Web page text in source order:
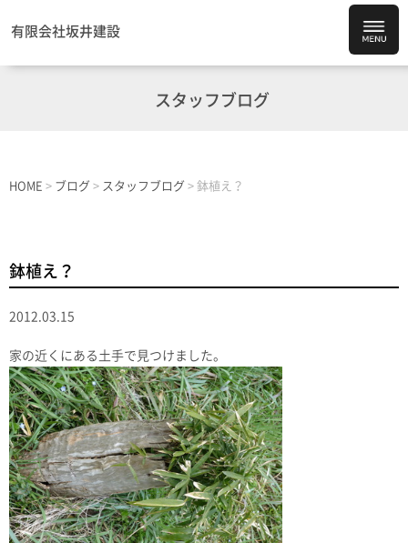
有限会社坂井建設
スタッフブログ
HOME > ブログ > スタッフブログ > 鉢植え？
鉢植え？
2012.03.15
家の近くにある土手で見つけました。